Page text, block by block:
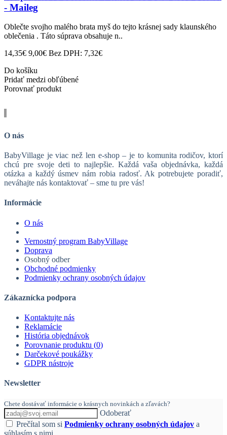
- Maileg
Oblečte svojho malého brata myš do tejto krásnej sady klaunského
oblečenia . Táto súprava obsahuje n..
14,35€ 9,00€ Bez DPH: 7,32€
Do košíku
Pridať medzi obľúbené
Porovnať produkt
O nás
BabyVillage je viac než len e-shop – je to komunita rodičov, ktorí
chcú pre svoje deti to najlepšie. Každá vaša objednávka, každá
otázka a každý úsmev nám robia radosť. Ak potrebujete poradiť,
neváhajte nás kontaktovať – sme tu pre vás!
Informácie
O nás
Vernostný program BabyVillage
Doprava
Osobný odber
Obchodné podmienky
Podmienky ochrany osobných údajov
Zákaznícka podpora
Kontaktujte nás
Reklamácie
História objednávok
Porovnanie produktu (0)
Darčekové poukážky
GDPR nástroje
Newsletter
Chete dostávať informácie o krásnych novinkách a zľavách?
Odoberať
Prečítal som si Podmienky ochrany osobných údajov a
súhlasím s nimi.